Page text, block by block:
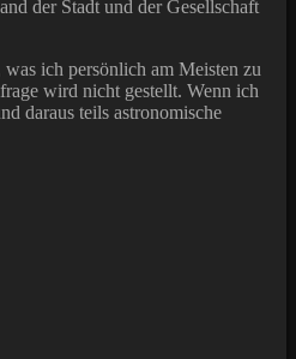
der Stadt und der Gesellschaft
ich persönlich am Meisten zu
wird nicht gestellt. Wenn ich
daraus teils astronomische